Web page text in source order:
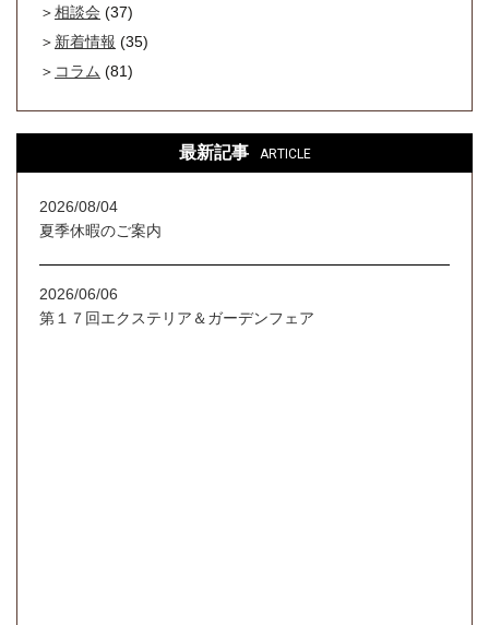
相談会 (37)
新着情報 (35)
コラム (81)
最新記事 ARTICLE
2026/08/04
夏季休暇のご案内
2026/06/06
第１７回エクステリア＆ガーデンフェア